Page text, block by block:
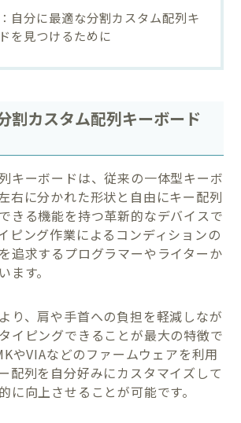
自分に最適な分割カスタム配列キ
を見つけるために
割カスタム配列キーボード
キーボードは、従来の一体型キーボ
右に分かれた形状と自由にキー配列
きる機能を持つ革新的なデバイスで
ピング作業によるコンディションの
追求するプログラマーやライターか
ます。
り、肩や手首への負担を軽減しなが
イピングできることが最大の特徴で
やVIAなどのファームウェアを利用
配列を自分好みにカスタマイズして
に向上させることが可能です。